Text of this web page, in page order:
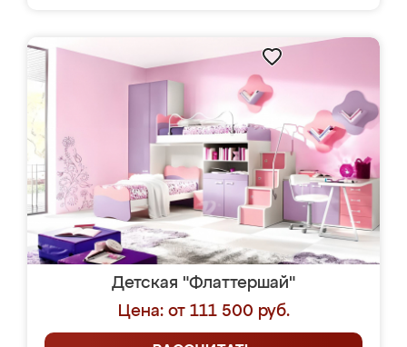
Детская "Флаттершай"
Цена: от 111 500 руб.